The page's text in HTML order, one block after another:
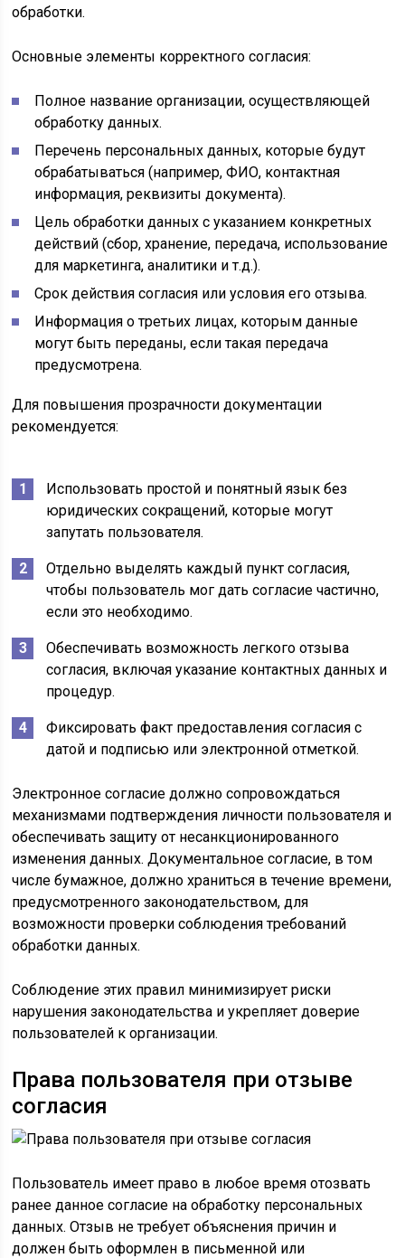
обработки.
Основные элементы корректного согласия:
Полное название организации, осуществляющей
обработку данных.
Перечень персональных данных, которые будут
обрабатываться (например, ФИО, контактная
информация, реквизиты документа).
Цель обработки данных с указанием конкретных
действий (сбор, хранение, передача, использование
для маркетинга, аналитики и т.д.).
Срок действия согласия или условия его отзыва.
Информация о третьих лицах, которым данные
могут быть переданы, если такая передача
предусмотрена.
Для повышения прозрачности документации
рекомендуется:
Использовать простой и понятный язык без
юридических сокращений, которые могут
запутать пользователя.
Отдельно выделять каждый пункт согласия,
чтобы пользователь мог дать согласие частично,
если это необходимо.
Обеспечивать возможность легкого отзыва
согласия, включая указание контактных данных и
процедур.
Фиксировать факт предоставления согласия с
датой и подписью или электронной отметкой.
Электронное согласие должно сопровождаться
механизмами подтверждения личности пользователя и
обеспечивать защиту от несанкционированного
изменения данных. Документальное согласие, в том
числе бумажное, должно храниться в течение времени,
предусмотренного законодательством, для
возможности проверки соблюдения требований
обработки данных.
Соблюдение этих правил минимизирует риски
нарушения законодательства и укрепляет доверие
пользователей к организации.
Права пользователя при отзыве
согласия
Пользователь имеет право в любое время отозвать
ранее данное согласие на обработку персональных
данных. Отзыв не требует объяснения причин и
должен быть оформлен в письменной или